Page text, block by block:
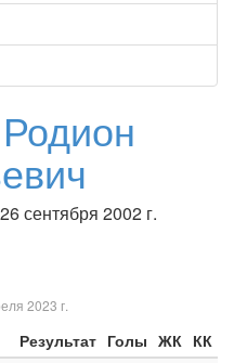
сентября 2002 г.
2023 г.
Результат Голы ЖК КК